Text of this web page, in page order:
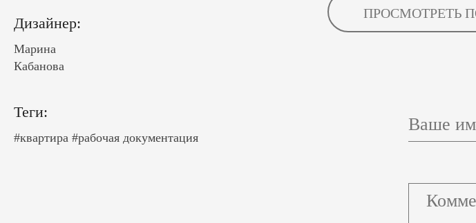
Дизайнер:
Марина
Кабанова
Теги:
#квартира #рабочая документация
ПРОСМОТРЕТЬ
Ваше